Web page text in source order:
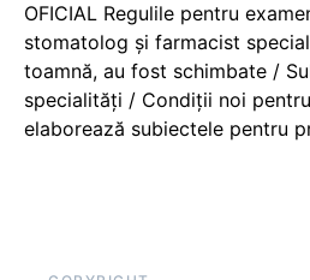
OFICIAL Regulile pentru
stomatolog și farmacist
toamnă, au fost schimbate /
specialități / Condiții noi
elaborează subiectele pentru